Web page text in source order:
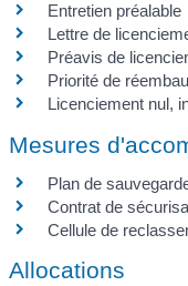
Entretien préalable
Lettre de
Préavis de
Priorité de
Licenciement nul,
Mesures
Plan de
Contrat de
Cellule de
Allocations